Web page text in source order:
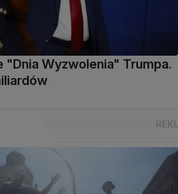
"Dnia Wyzwolenia" Trumpa.